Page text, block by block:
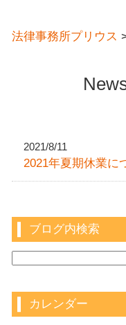
法律事務所プリウス
2021/8/11
2021年夏期休業に
ブログ内検索
カレンダー